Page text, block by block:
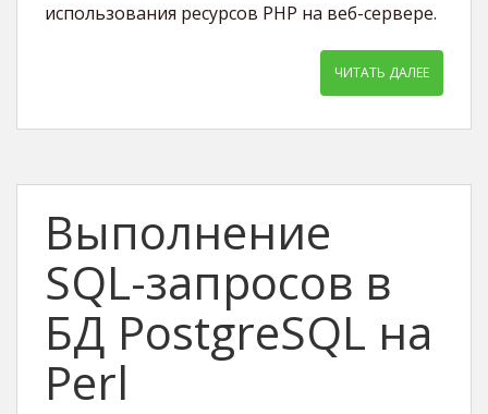
использования ресурсов PHP на веб-сервере.
ЧИТАТЬ ДАЛЕЕ
Выполнение
SQL-запросов в
БД PostgreSQL на
Perl